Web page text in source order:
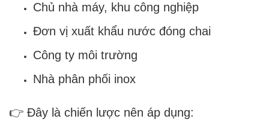
Chủ nhà máy, khu công nghiệp
Đơn vị xuất khẩu nước đóng chai
Công ty môi trường
Nhà phân phối inox
👉 Đây là chiến lược nên áp dụng: